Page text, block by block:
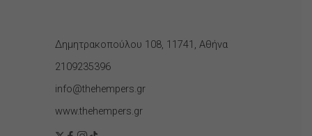
Δημητρακοπούλου 108, 11741, Αθήνα
2109235396
info@thehempers.gr
www.thehempers.gr